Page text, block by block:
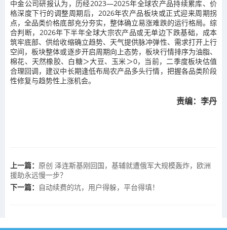
中金公司研报认为，历经2023—2025年全球农产品持续累库、价
格深度下行的调整周期后，2026年农产品板块或正式迎来周期拐
点，全品类价格底部充分夯实，整体确立易涨难跌的运行格局。综
合判断，2026年下半年全球大宗农产品或无单边下跌基础，成本
筑牢底部、供给收缩确立趋势、天气提供脉冲弹性、需求打开上行
空间，板块整体或逐步开启周期向上态势，板块行情排序为油脂、
棉花、天然橡胶、白糖＞大豆、玉米＞0，当前，二季度板块估值
合理回调，建议中长期逢低布局农产品多头行情，把握各品类阶段
性修复与趋势性上涨机会。
责编：李丹
上一篇： 原创 泽连斯基刚回国，基辅就遭俄军大规模轰炸，欧洲
援助永远慢一步？
下一篇： 自动续费的坑，用户得躲，平台得填！